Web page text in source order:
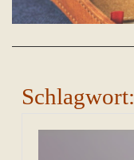
Schlagwort: